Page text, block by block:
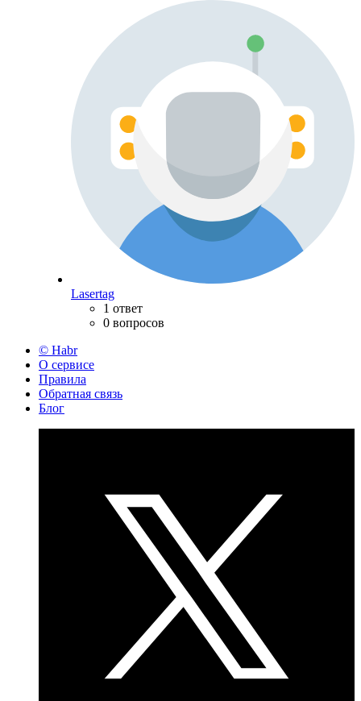
Lasertag
1 ответ
0 вопросов
© Habr
О сервисе
Правила
Обратная связь
Блог